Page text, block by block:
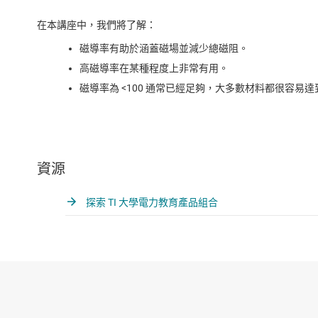
在本講座中，我們將了解：
磁導率有助於涵蓋磁場並減少總磁阻。
高磁導率在某種程度上非常有用。
磁導率為 <100 通常已經足夠，大多數材料都很容易達
資源
探索 TI 大學電力教育產品組合